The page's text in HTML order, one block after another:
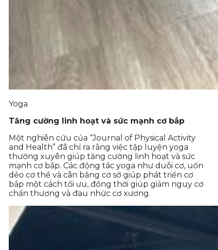
Yoga
Tăng cường linh hoạt và sức mạnh cơ bắp
Một nghiên cứu của “Journal of Physical Activity
and Health” đã chỉ ra rằng việc tập luyện yoga
thường xuyên giúp tăng cường linh hoạt và sức
mạnh cơ bắp. Các động tác yoga như duỗi cơ, uốn
dẻo cơ thể và cân bằng cơ sở giúp phát triển cơ
bắp một cách tối ưu, đồng thời giúp giảm nguy cơ
chấn thương và đau nhức cơ xương.